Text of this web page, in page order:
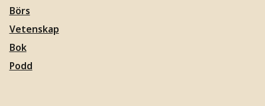
Börs
Vetenskap
Bok
Podd